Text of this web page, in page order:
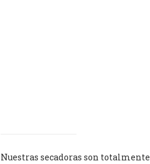
Nuestras secadoras son totalmente